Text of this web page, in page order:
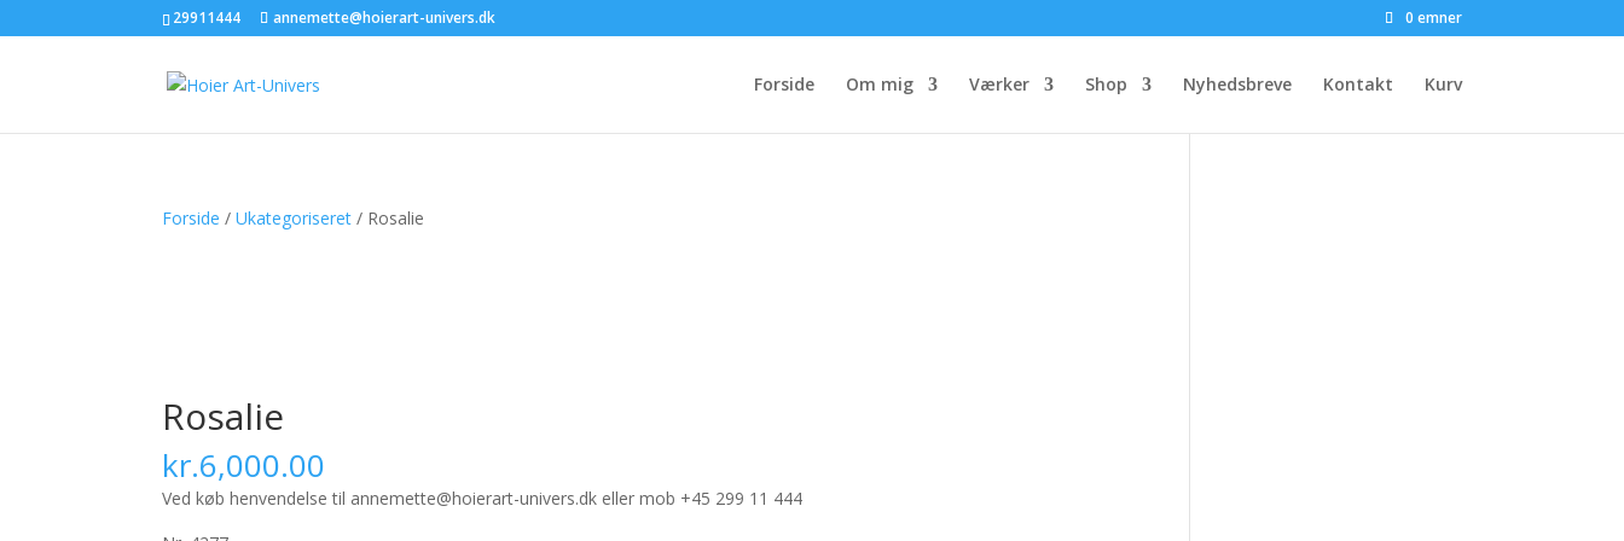
29911444 annemette@hoierart-univers.dk 0 emner
Forside Om mig Værker Shop Nyhedsbreve Kontakt Kurv
Forside /Ukategoriseret / Rosalie
Rosalie
kr.6,000.00
Ved køb henvendelse til annemette@hoierart-univers.dk eller mob +45 299 11 444